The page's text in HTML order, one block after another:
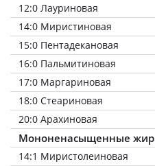
12:0 Лауриновая
14:0 Миристиновая
15:0 Пентадекановая
16:0 Пальмитиновая
17:0 Маргариновая
18:0 Стеариновая
20:0 Арахиновая
Мононенасыщенные
14:1 Миристолеиновая